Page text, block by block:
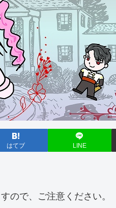
はてブ LINE
ので、ご注意ください。